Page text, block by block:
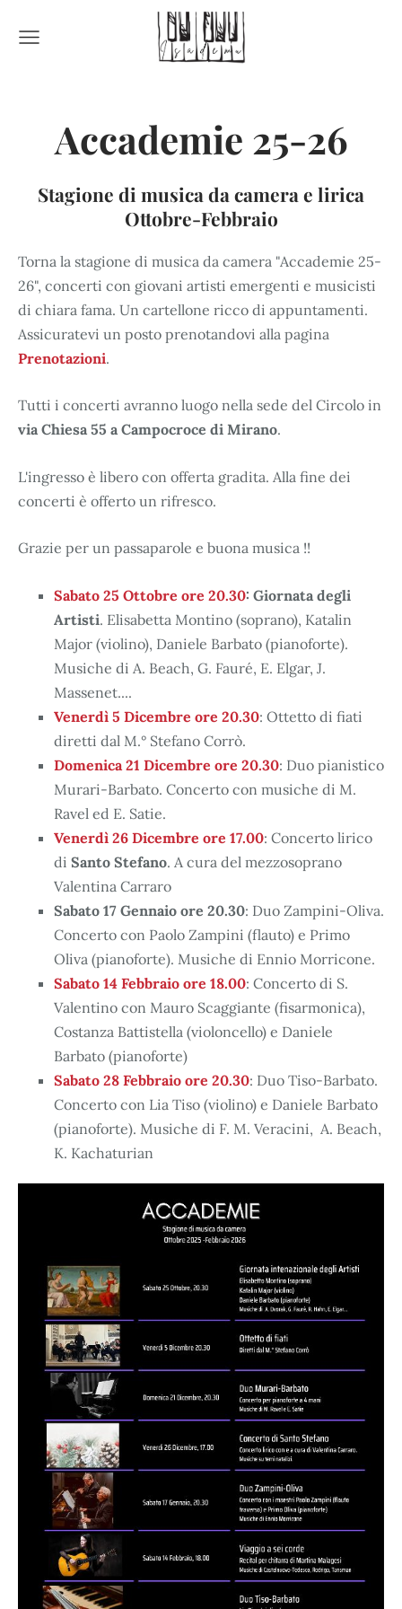
Accademie 25-26
Stagione di musica da camera e lirica
Ottobre-Febbraio
Torna la stagione di musica da camera "Accademie 25-
26", concerti con giovani artisti emergenti e musicisti
di chiara fama. Un cartellone ricco di appuntamenti.
Assicuratevi un posto prenotandovi alla pagina
Prenotazioni.
Tutti i concerti avranno luogo nella sede del Circolo in
via Chiesa 55 a Campocroce di Mirano.
L'ingresso è libero con offerta gradita. Alla fine dei
concerti è offerto un rifresco.
Grazie per un passaparole e buona musica !!
Sabato 25 Ottobre ore 20.30: Giornata degli
Artisti. Elisabetta Montino (soprano), Katalin
Major (violino), Daniele Barbato (pianoforte).
Musiche di A. Beach, G. Fauré, E. Elgar, J.
Massenet....
Venerdì 5 Dicembre ore 20.30: Ottetto di fiati
diretti dal M.° Stefano Corrò.
Domenica 21 Dicembre ore 20.30: Duo pianistico
Murari-Barbato. Concerto con musiche di M.
Ravel ed E. Satie.
Venerdì 26 Dicembre ore 17.00: Concerto lirico
di Santo Stefano. A cura del mezzosoprano
Valentina Carraro
Sabato 17 Gennaio ore 20.30: Duo Zampini-Oliva.
Concerto con Paolo Zampini (flauto) e Primo
Oliva (pianoforte). Musiche di Ennio Morricone.
Sabato 14 Febbraio ore 18.00: Concerto di S.
Valentino con Mauro Scaggiante (fisarmonica),
Costanza Battistella (violoncello) e Daniele
Barbato (pianoforte)
Sabato 28 Febbraio ore 20.30: Duo Tiso-Barbato.
Concerto con Lia Tiso (violino) e Daniele Barbato
(pianoforte). Musiche di F. M. Veracini, A. Beach,
K. Kachaturian